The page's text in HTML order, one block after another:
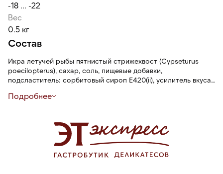
-18 ... -22
Вес
0.5 кг
Состав
Икра летучей рыбы пятнистый стрижехвост (Cypseturus
poecilopterus), сахар, соль, пищевые добавки,
подсластитель: сорбитовый сироп Е420(ii), усилитель вкуса
кислотности: пирофосфат натрия Е450(iii), трифосфаты
вкуса и аромата: глицин и его натриевая соль Е640,
красный очаровательный AC Е129. Внимание! Перед
употреблением продукт требует дополнительной
инспекции. Содержит сахар и подсластители. Содержит
Подробнее